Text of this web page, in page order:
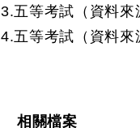
3.五等考試（資料來
4.五等考試（資料來
相關檔案